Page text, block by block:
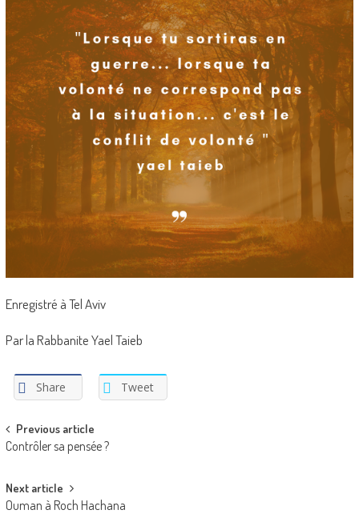
Enregistré à Tel Aviv
Par la Rabbanite Yael Taieb
Share Tweet
Post
navigation
Previous article
Contrôler sa pensée ?
Next article
Ouman à Roch Hachana